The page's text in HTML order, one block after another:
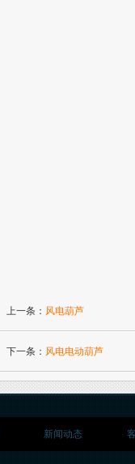
上一条： 风电葫芦
下一条： 风电电动葫芦
新闻动态